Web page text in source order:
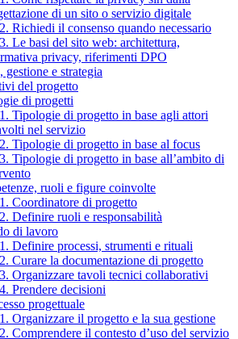
di un sito o servizio digitale
Richiedi il consenso quando necessario
Le basi del sito web: architettura,
privacy, riferimenti DPO
e strategia
del progetto
di progetti
Tipologie di progetto in base agli attori
nel servizio
Tipologie di progetto in base al focus
Tipologie di progetto in base all’ambito di
ruoli e figure coinvolte
Coordinatore di progetto
Definire ruoli e responsabilità
di lavoro
Definire processi, strumenti e rituali
Curare la documentazione di progetto
Organizzare tavoli tecnici collaborativi
Prendere decisioni
progettuale
Organizzare il progetto e la sua gestione
Comprendere il contesto d’uso del servizio